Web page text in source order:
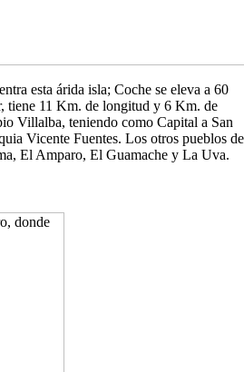
esta árida isla; Coche se eleva a 60
tiene 11 Km. de longitud y 6 Km. de
Villalba, teniendo como Capital a San
Vicente Fuentes. Los otros pueblos de
El Amparo, El Guamache y La Uva.